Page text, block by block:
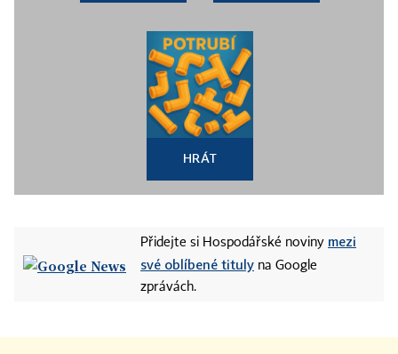
HRÁT
Přidejte si Hospodářské noviny mezi
své oblíbené tituly na Google
zprávách.